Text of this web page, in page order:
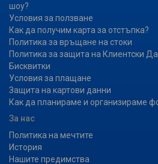
шоу?
Условия за ползване
Как да получим карта за отстъпка?
Политика за връщане на стоки
Политика за защита на Клиентски
Бисквитки
Условия за плащане
Защита на картови данни
Как да планираме и организираме
За нас
Политика на мечтите
История
Нашите предимства